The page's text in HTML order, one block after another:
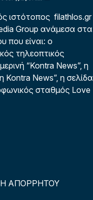
ιστότοπος filathlos.gr
Group ανάμεσα στα
που είναι: ο
τηλεοπτικός
“Kontra News”, η
Kontra News”, η σελίδα
σταθμός Love
ΑΠΟΡΡΗΤΟΥ